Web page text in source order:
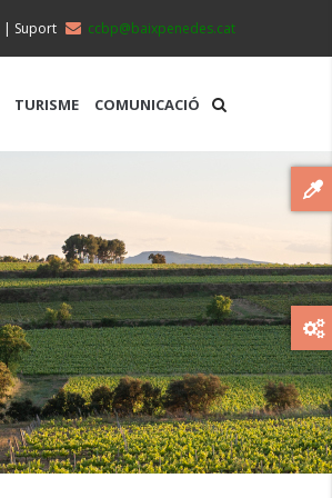
ccbp@baixpenedes.cat
| Suport
TURISME COMUNICACIÓ